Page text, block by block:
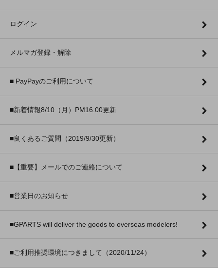
ログイン
メルマガ登録・解除
■ PayPayのご利用について
■新着情報8/10（月）PM16:00更新
■良くあるご質問（2019/9/30更新）
■【重要】メールでのご連絡について
■営業日のお知らせ
■GPARTS will deliver the goods to overseas modelers!
■ご利用推奨環境につきまして（2020/11/24）